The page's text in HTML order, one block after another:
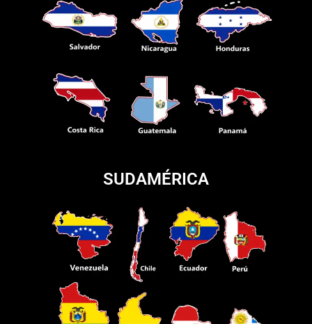
SUDAMÉRICA